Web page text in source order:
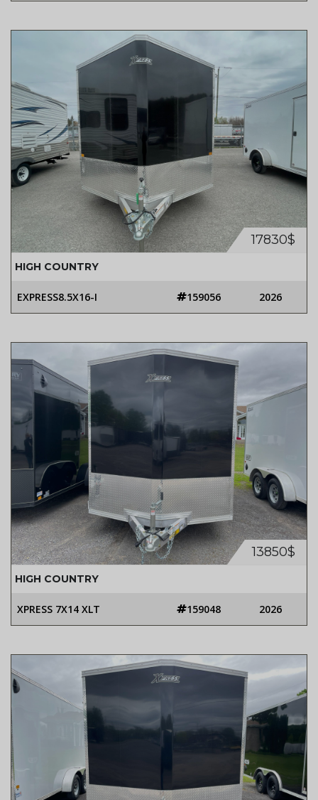
17830$
HIGH COUNTRY
EXPRESS8.5X16-I 159056 2026
13850$
HIGH COUNTRY
XPRESS 7X14 XLT 159048 2026